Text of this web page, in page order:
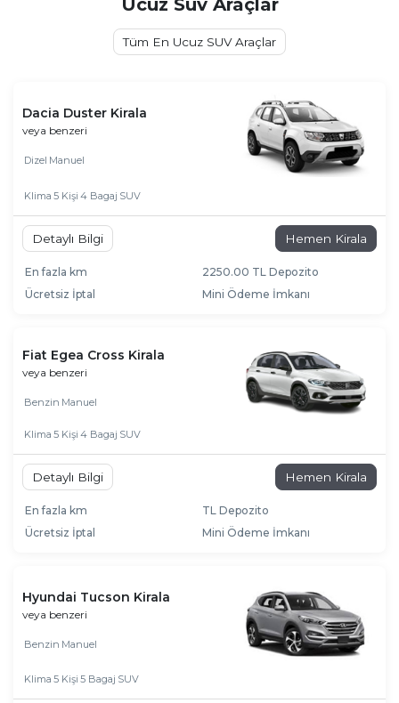
Ucuz Suv Araçlar
Tüm En Ucuz SUV Araçlar
Dacia Duster Kirala
veya benzeri
Dizel Manuel
Klima 5 Kişi 4 Bagaj SUV
Detaylı Bilgi Hemen Kirala
En fazla km
2250.00 TL Depozito
Ücretsiz İptal
Mini Ödeme İmkanı
Fiat Egea Cross Kirala
veya benzeri
Benzin Manuel
Klima 5 Kişi 4 Bagaj SUV
Detaylı Bilgi Hemen Kirala
En fazla km
TL Depozito
Ücretsiz İptal
Mini Ödeme İmkanı
Hyundai Tucson Kirala
veya benzeri
Benzin Manuel
Klima 5 Kişi 5 Bagaj SUV